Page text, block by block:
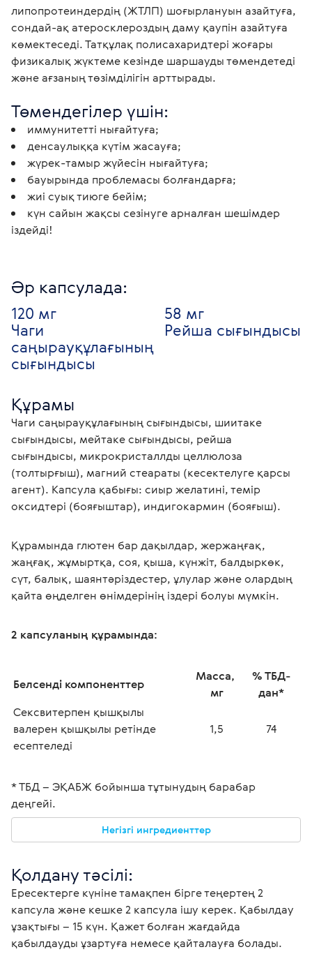
липопротеиндердің (ЖТЛП) шоғырлануын азайтуға,
сондай-ақ атеросклероздың даму қаупін азайтуға
көмектеседі. Татқұлақ полисахаридтері жоғары
физикалық жүктеме кезінде шаршауды төмендетеді
және ағзаның төзімділігін арттырады.
Төмендегілер үшін:
иммунитетті нығайтуға;
денсаулыққа күтім жасауға;
жүрек-тамыр жүйесін нығайтуға;
бауырында проблемасы болғандарға;
жиі суық тиюге бейім;
күн сайын жақсы сезінуге арналған шешімдер
іздейді!
Әр капсулада:
120 мг
Чаги
саңырауқұлағының
сығындысы
58 мг
Рейша сығындысы
Құрамы
Чаги саңырауқұлағының сығындысы, шиитаке
сығындысы, мейтаке сығындысы, рейша
сығындысы, микрокристаллды целлюлоза
(толтырғыш), магний стеараты (кесектелуге қарсы
агент). Капсула қабығы: сиыр желатині, темір
оксидтері (бояғыштар), индигокармин (бояғыш).
Құрамында глютен бар дақылдар, жержаңғақ,
жаңғақ, жұмыртқа, соя, қыша, күнжіт, балдыркөк,
сүт, балық, шаянтәріздестер, ұлулар және олардың
қайта өңделген өнімдерінің іздері болуы мүмкін.
2 капсуланың құрамында:
Белсенді компоненттер
Масса,
мг
% ТБД-
дан*
Сексвитерпен қышқылы
валерен қышқылы ретінде
есептеледі
1,5 74
* ТБД – ЭҚАБЖ бойынша тұтынудың барабар
деңгейі.
Негізгі ингредиенттер
Қолдану тәсілі:
Ересектерге күніне тамақпен бірге теңертең 2
капсула және кешке 2 капсула ішу керек. Қабылдау
ұзақтығы – 15 күн. Қажет болған жағдайда
қабылдауды ұзартуға немесе қайталауға болады.